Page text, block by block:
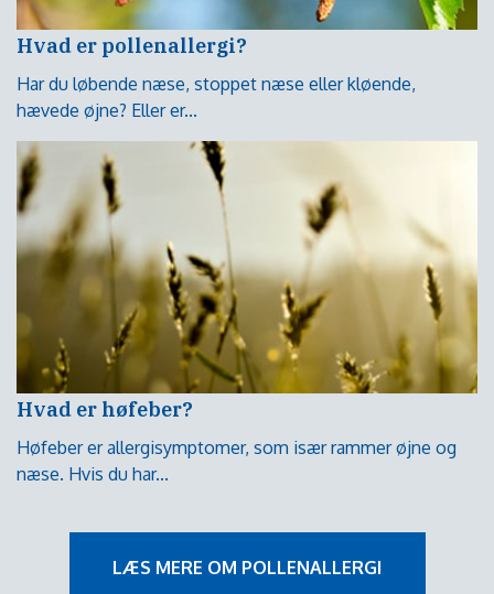
Hvad er pollenallergi?
Har du løbende næse, stoppet næse eller kløende,
hævede øjne? Eller er...
Hvad er høfeber?
Høfeber er allergisymptomer, som især rammer øjne og
næse. Hvis du har...
LÆS MERE OM POLLENALLERGI